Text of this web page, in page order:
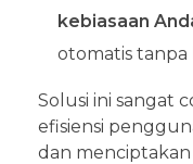
kebiasaan
otomatis tanpa
Solusi ini sangat
efisiensi
dan menciptakan